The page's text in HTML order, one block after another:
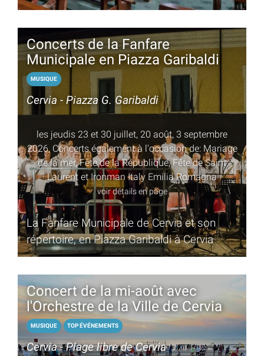
édition
Concerts de la Fanfare
Municipale en Piazza Garibaldi
MUSIQUE
Cervia - Piazza G. Garibaldi
les jeudis 23 et 30 juillet, 20 août, 3 septembre
2026, Concerts également à l'occasion de: Mariage
de la mer, Fête de la République, Fête de Saint
Laurent et Ironman Italy Emilia Romagna
voir détails en page
La Fanfare Municipale de Cervia et son
répertoire, en Piazza Garibaldi à Cervia
Concert de la mi-août avec
l'Orchestre de la Ville de Cervia
MUSIQUE TOP ÉVÉNEMENTS
Cervia - Plage libre de Cervia